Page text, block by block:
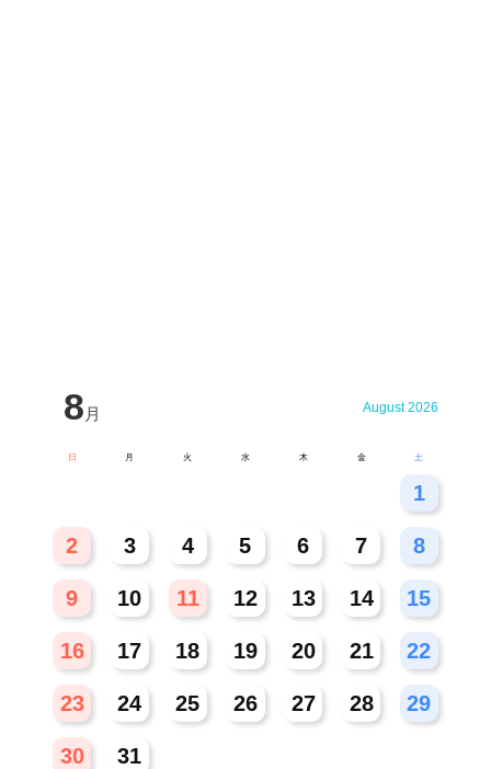
8 月 August 2026
日 月 火 水 木 金 土
1
2 3 4 5 6 7 8
9 10 11 12 13 14 15
16 17 18 19 20 21 22
23 24 25 26 27 28 29
30 31